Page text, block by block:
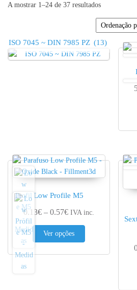
A mostrar 1–24 de 37 resultados
ISO 7045 ~ DIN 7985 PZ (13)
Low Profile M5
0.13€ – 0.57€Price range: 0.13€
IVA inc.
Ver opções
This product has